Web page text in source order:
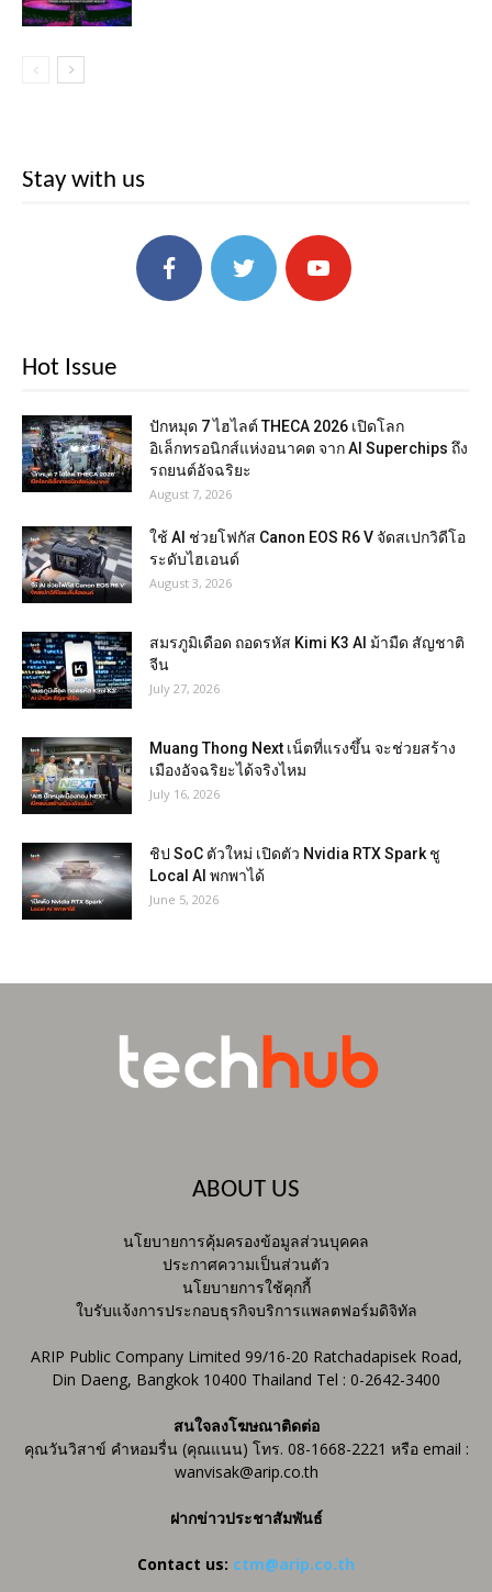
Stay with us
Hot Issue
ปักหมุด 7 ไฮไลต์ THECA 2026 เปิดโลก
อิเล็กทรอนิกส์แห่งอนาคต จาก AI Superchips ถึง
รถยนต์อัจฉริยะ
August 7, 2026
ใช้ AI ช่วยโฟกัส Canon EOS R6 V จัดสเปกวิดีโอ
ระดับไฮเอนด์
August 3, 2026
สมรภูมิเดือด ถอดรหัส Kimi K3 AI ม้ามืด สัญชาติ
จีน
July 27, 2026
Muang Thong Next เน็ตที่แรงขึ้น จะช่วยสร้าง
เมืองอัจฉริยะได้จริงไหม
July 16, 2026
ชิป SoC ตัวใหม่ เปิดตัว Nvidia RTX Spark ชู
Local AI พกพาได้
June 5, 2026
ABOUT US
นโยบายการคุ้มครองข้อมูลส่วนบุคคล
ประกาศความเป็นส่วนตัว
นโยบายการใช้คุกกี้
ใบรับแจ้งการประกอบธุรกิจบริการแพลตฟอร์มดิจิทัล
ARIP Public Company Limited 99/16-20 Ratchadapisek Road,
Din Daeng, Bangkok 10400 Thailand Tel : 0-2642-3400
สนใจลงโฆษณาติดต่อ
คุณวันวิสาข์ คำหอมรื่น (คุณแนน) โทร. 08-1668-2221 หรือ email :
wanvisak@arip.co.th
ฝากข่าวประชาสัมพันธ์
Contact us: ctm@arip.co.th